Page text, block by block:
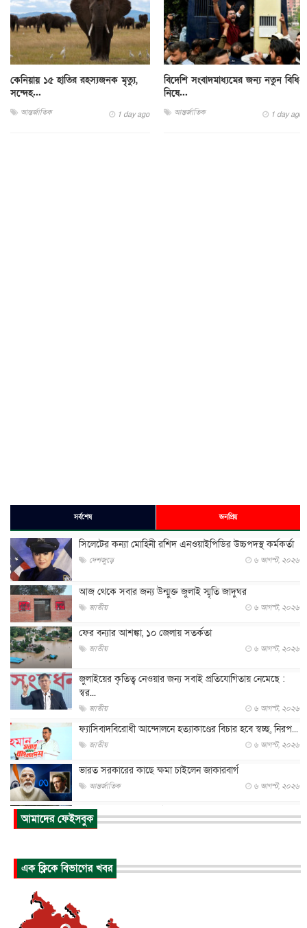
কেনিয়ায় ১৫ হাতির রহস্যজনক মৃত্যু,
সন্দেহ...
আন্তর্জাতিক 1 day ago
বিদেশি সংবাদমাধ্যমের জন্য নতুন বিধি-
নিষে...
আন্তর্জাতিক 1 day ago
সর্বশেষ জনপ্রিয়
সিলেটের কন্যা মোহিনী রশিদ এনওয়াইপিডির উচ্চপদস্থ কর্মকর্তা
দেশজুড়ে ৬ আগস্ট, ২০২৬
আজ থেকে সবার জন্য উন্মুক্ত জুলাই স্মৃতি জাদুঘর
জাতীয় ৬ আগস্ট, ২০২৬
ফের বন্যার আশঙ্কা, ১০ জেলায় সতর্কতা
জাতীয় ৬ আগস্ট, ২০২৬
জুলাইয়ের কৃতিত্ব নেওয়ার জন্য সবাই প্রতিযোগিতায় নেমেছে :
স্বর...
জাতীয় ৬ আগস্ট, ২০২৬
ফ্যাসিবাদবিরোধী আন্দোলনে হত্যাকাণ্ডের বিচার হবে স্বচ্ছ, নিরপ...
জাতীয় ৬ আগস্ট, ২০২৬
ভারত সরকারের কাছে ক্ষমা চাইলেন জাকারবার্গ
আন্তর্জাতিক ৬ আগস্ট, ২০২৬
আকাশে ট্রাম্পের হেলিকপ্টার ও যাত্রীবাহী বিমান মুখোমুখি, তদন্...
আন্তর্জাতিক
আন্তর্জাতিক ৬ আগস্ট, ২০২৬
আমাদের ফেইসবুক
এক ক্লিকে বিভাগের খবর